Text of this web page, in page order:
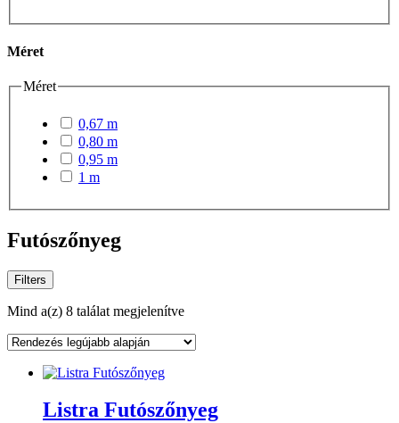
Méret
Méret
0,67 m
0,80 m
0,95 m
1 m
Futószőnyeg
Filters
Mind a(z) 8 találat megjelenítveSorted
latest
Listra Futószőnyeg